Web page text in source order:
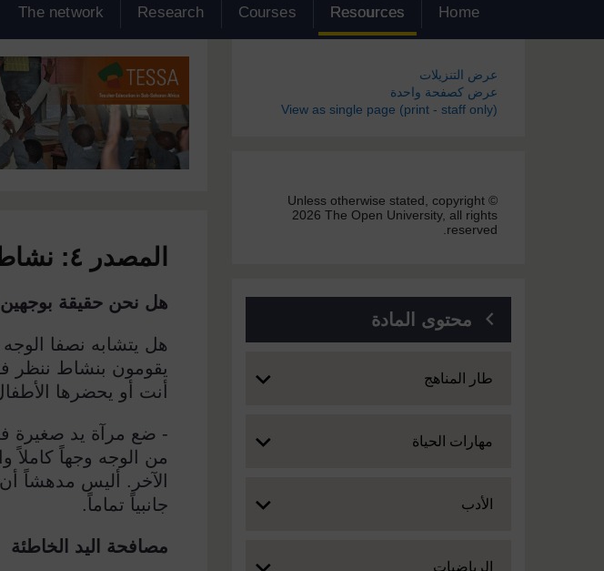
Home
Resources
Courses
Research
The network
الكتل
عرض التنزيلات
عرض كصفحة واحدة
View as single page (print - staff only)
Unless otherwise stated, copyright ©
2026 The Open University, all rights
reserved.
محتوى المادة
Expand
طار المناهج
Expand
مهارات الحياة
Expand
الأدب
Expand
الرياضيات
المصدر ٤:
هل نحن حقيقة
هل يتشابه نصفا
يقومون بنشاط ننظر
أنت أو يحضرها
- ضع مرآة يد صغيرة
من الوجه وجهاً
الآخر. أليس مدهشاً
جانبياً تماماً.
مصافحة اليد الخاطئة